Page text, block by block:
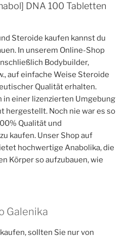
DNA 100 Tabletten
Steroide kaufen kannst du
In unserem Online-Shop
Bodybuilder,
auf einfache Weise Steroide
Qualität erhalten.
in einer lizenzierten Umgebung
hergestellt. Noch nie war es so
Qualität und
kaufen. Unser Shop auf
hochwertige Anabolika, die
Körper so aufzubauen, wie
Galenika
sollten Sie nur von